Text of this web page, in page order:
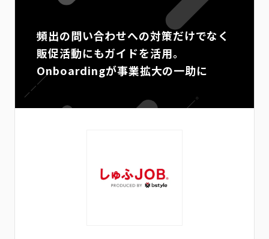
頻出の問い合わせへの対策だけでなく
販促活動にもガイドを活用。
Onboardingが事業拡大の一助に